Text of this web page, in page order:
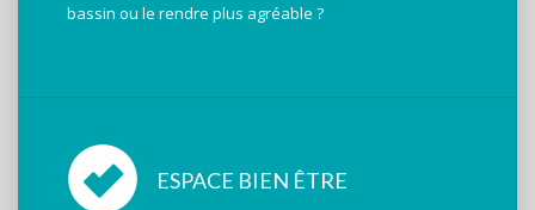
bassin ou le rendre plus agréable ?
ESPACE BIEN ÊTRE